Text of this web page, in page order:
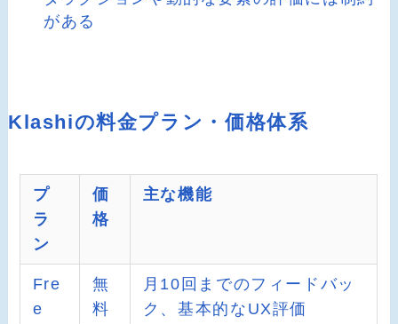
がある
Klashiの料金プラン・価格体系
プ
ラ
ン
価
格
主な機能
Fre
e
無
料
月10回までのフィードバッ
ク、基本的なUX評価